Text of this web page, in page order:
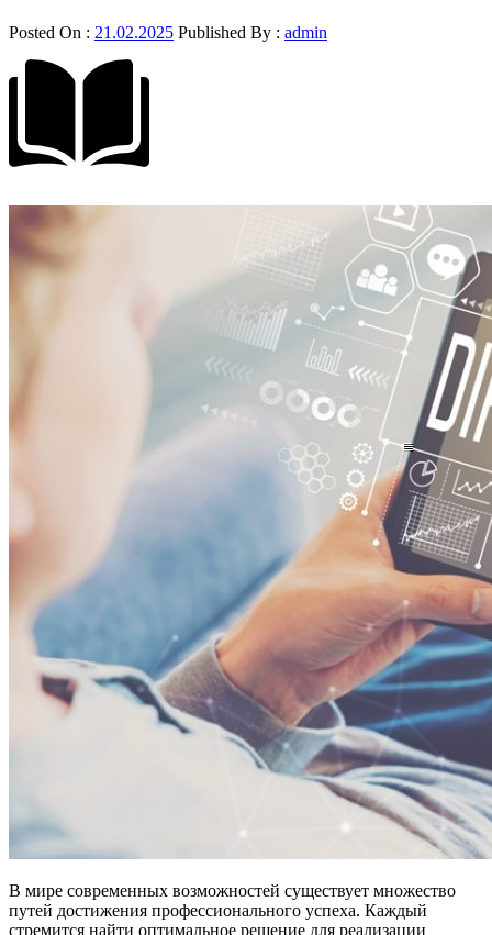
Posted On : 21.02.2025 Published By : admin
В мире современных возможностей существует множество
путей достижения профессионального успеха. Каждый
стремится найти оптимальное решение для реализации